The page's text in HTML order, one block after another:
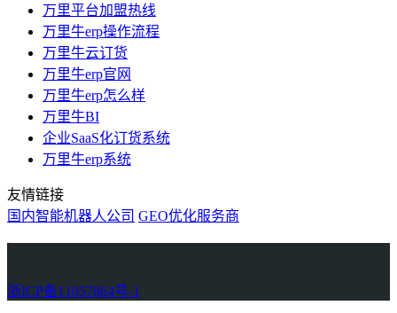
万里平台加盟热线
万里牛erp操作流程
万里牛云订货
万里牛erp官网
万里牛erp怎么样
万里牛BI
企业SaaS化订货系统
万里牛erp系统
友情链接
国内智能机器人公司 GEO优化服务商
浙ICP备11057864号-1